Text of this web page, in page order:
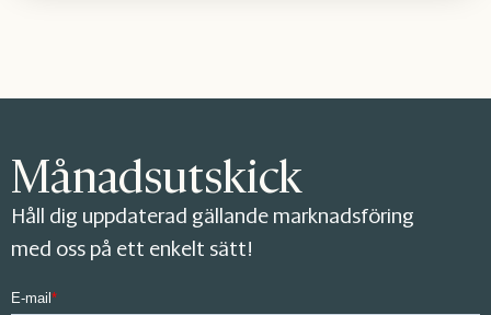
Månadsutskick
Håll dig uppdaterad gällande marknadsföring
med oss på ett enkelt sätt!